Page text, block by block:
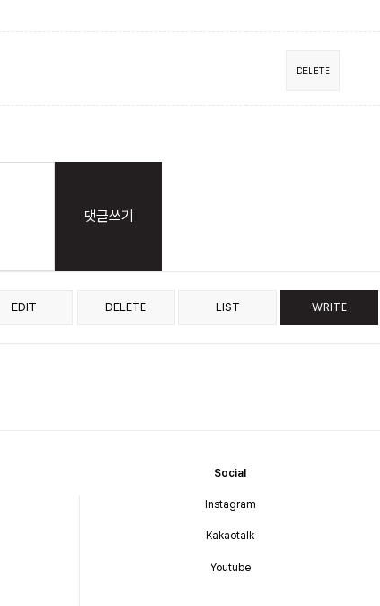
DELETE
댓글쓰기
EDIT DELETE LIST WRITE
Social
Instagram
Kakaotalk
Youtube